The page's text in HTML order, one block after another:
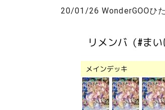
20/01/26 WonderGOOひ